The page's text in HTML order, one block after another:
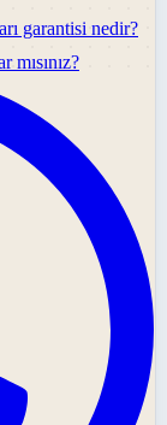
garantisi nedir?
mısınız?